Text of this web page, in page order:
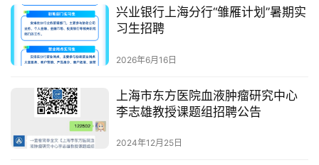
兴业银行上海分行“雏雁计划”暑期实
习生招聘
2026年6月16日
上海市东方医院血液肿瘤研究中心
李志雄教授课题组招聘公告
2024年12月25日